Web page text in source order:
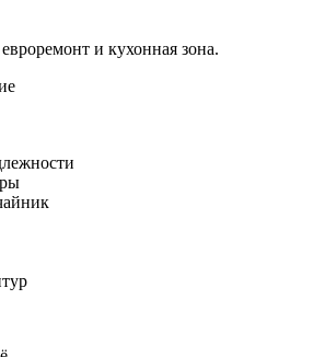
и кухонная зона.